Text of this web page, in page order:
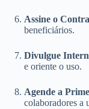
Assine o
beneficiários.
Divulgue
e oriente o uso.
Agende a
colaboradores a